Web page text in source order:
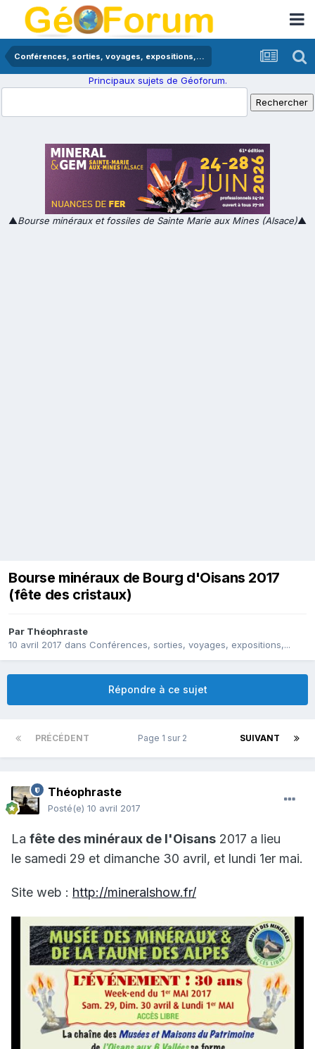
Conférences, sorties, voyages, expositions,...
Principaux sujets de Géoforum.
▲Bourse minéraux et fossiles de Sainte Marie aux Mines (Alsace)▲
Bourse minéraux de Bourg d'Oisans 2017
(fête des cristaux)
Par Théophraste
10 avril 2017 dans Conférences, sorties, voyages, expositions,...
Répondre à ce sujet
PRÉCÉDENT SUIVANT
Page 1 sur 2
Théophraste
Posté(e) 10 avril 2017
La fête des minéraux de l'Oisans 2017 a lieu
le samedi 29 et dimanche 30 avril, et lundi 1er mai.
Site web : http://mineralshow.fr/